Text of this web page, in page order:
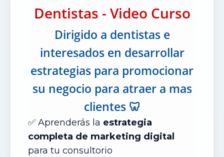
Dentistas - Video Curso
Dirigido a dentistas e
interesados en desarrollar
estrategias para promocionar
su negocio para atraer a mas
clientes 🦷
✅ Aprenderás la estrategia
completa de marketing digital
para tu consultorio